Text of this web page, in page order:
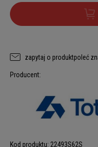
zapytaj o produktpoleć
Producent:
Kod produktu: 22493S62S